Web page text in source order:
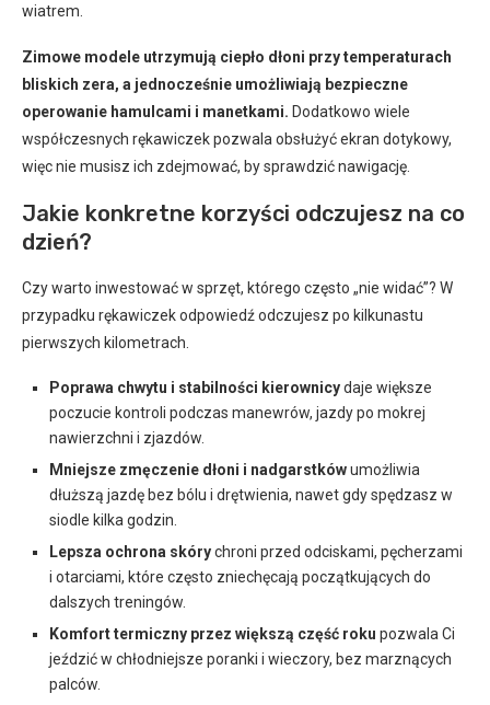
wiatrem.
Zimowe modele utrzymują ciepło dłoni przy temperaturach
bliskich zera, a jednocześnie umożliwiają bezpieczne
operowanie hamulcami i manetkami. Dodatkowo wiele
współczesnych rękawiczek pozwala obsłużyć ekran dotykowy,
więc nie musisz ich zdejmować, by sprawdzić nawigację.
Jakie konkretne korzyści odczujesz na co
dzień?
Czy warto inwestować w sprzęt, którego często „nie widać”? W
przypadku rękawiczek odpowiedź odczujesz po kilkunastu
pierwszych kilometrach.
Poprawa chwytu i stabilności kierownicydaje większe
poczucie kontroli podczas manewrów, jazdy po mokrej
nawierzchni i zjazdów.
Mniejsze zmęczenie dłoni i nadgarstkówumożliwia
dłuższą jazdę bez bólu i drętwienia, nawet gdy spędzasz w
siodle kilka godzin.
Lepsza ochrona skórychroni przed odciskami, pęcherzami
i otarciami, które często zniechęcają początkujących do
dalszych treningów.
Komfort termiczny przez większą część roku pozwala Ci
jeździć w chłodniejsze poranki i wieczory, bez marznących
palców.